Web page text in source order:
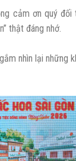
cảm ơn quý đối
thật đáng nhớ.
nhìn lại những